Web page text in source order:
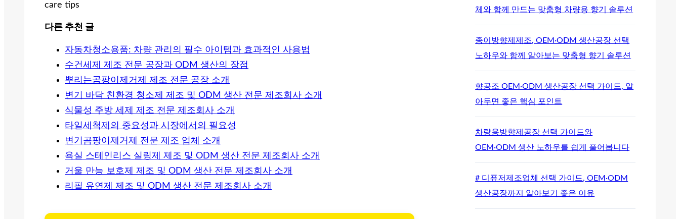
care tips
다른 추천 글
자동차청소용품: 차량 관리의 필수 아이템과 효과적인 사용법
수건세제 제조 전문 공장과 ODM 생산의 장점
뿌리는곰팡이제거제 제조 전문 공장 소개
변기 바닥 친환경 청소제 제조 및 ODM 생산 전문 제조회사 소개
식물성 주방 세제 제조 전문 제조회사 소개
타일세척제의 중요성과 시장에서의 필요성
변기곰팡이제거제 전문 제조 업체 소개
욕실 스테인리스 실링제 제조 및 ODM 생산 전문 제조회사 소개
거울 만능 보호제 제조 및 ODM 생산 전문 제조회사 소개
리필 유연제 제조 및 ODM 생산 전문 제조회사 소개
체와 함께 만드는 맞춤형 차량용 향기 솔루션
종이방향제제조, OEM·ODM 생산공장 선택
노하우와 함께 알아보는 맞춤형 향기 솔루션
향공조 OEM·ODM 생산공장 선택 가이드, 알
아두면 좋은 핵심 포인트
차량용방향제공장 선택 가이드와
OEM·ODM 생산 노하우를 쉽게 풀어봅니다
# 디퓨저제조업체 선택 가이드, OEM·ODM
생산공장까지 알아보기 좋은 이유